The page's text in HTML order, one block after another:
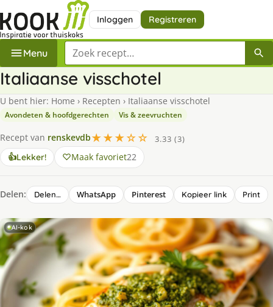
Inloggen Registreren
Menu Zoek een recept
Italiaanse visschotel
U bent hier: Home › Recepten › Italiaanse visschotel
Avondeten & hoofdgerechten Vis & zeevruchten
Recept van renskevdb★★★☆☆
3.33 (3)
👍Lekker! Maak favoriet22
Delen: Delen… WhatsApp Pinterest Kopieer link Print
AI-kok